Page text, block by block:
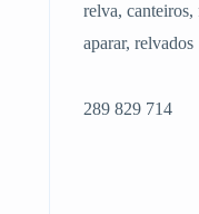
relva, canteiros,
aparar, relvados
289 829 714